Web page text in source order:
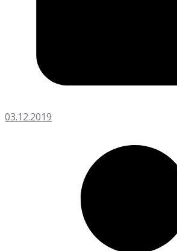
03.12.2019